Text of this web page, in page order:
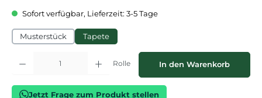
Sofort verfügbar, Lieferzeit: 3-5 Tage
Musterstück Tapete
Produkt Anzahl: Gib den gewünschten Wert ein oder benutze die
Rolle In den Warenkorb
Jetzt Frage zum Produkt stellen